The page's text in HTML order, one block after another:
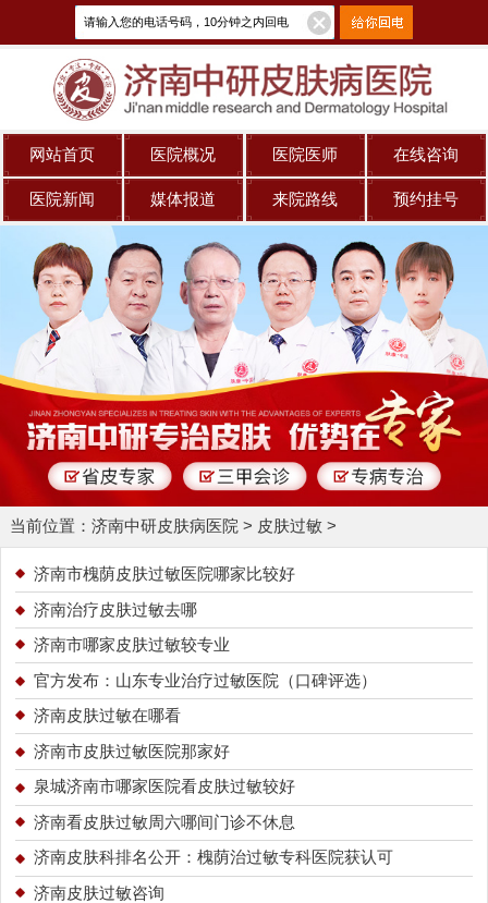
网站首页 医院概况 医院医师 在线咨询
医院新闻 媒体报道 来院路线 预约挂号
当前位置： 济南中研皮肤病医院 > 皮肤过敏>
济南市槐荫皮肤过敏医院哪家比较好
济南治疗皮肤过敏去哪
济南市哪家皮肤过敏较专业
官方发布：山东专业治疗过敏医院（口碑评选）
济南皮肤过敏在哪看
济南市皮肤过敏医院那家好
泉城济南市哪家医院看皮肤过敏较好
济南看皮肤过敏周六哪间门诊不休息
济南皮肤科排名公开：槐荫治过敏专科医院获认可
济南皮肤过敏咨询